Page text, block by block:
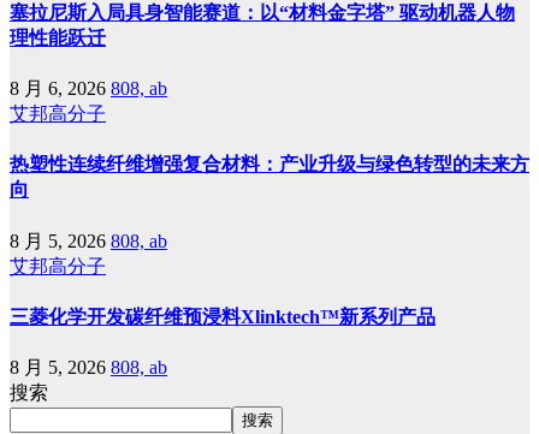
塞拉尼斯入局具身智能赛道：以“材料金字塔” 驱动机器人物
理性能跃迁
8 月 6, 2026 808, ab
艾邦高分子
热塑性连续纤维增强复合材料：产业升级与绿色转型的未来方
向
8 月 5, 2026 808, ab
艾邦高分子
三菱化学开发碳纤维预浸料Xlinktech™新系列产品
8 月 5, 2026 808, ab
搜索
搜索